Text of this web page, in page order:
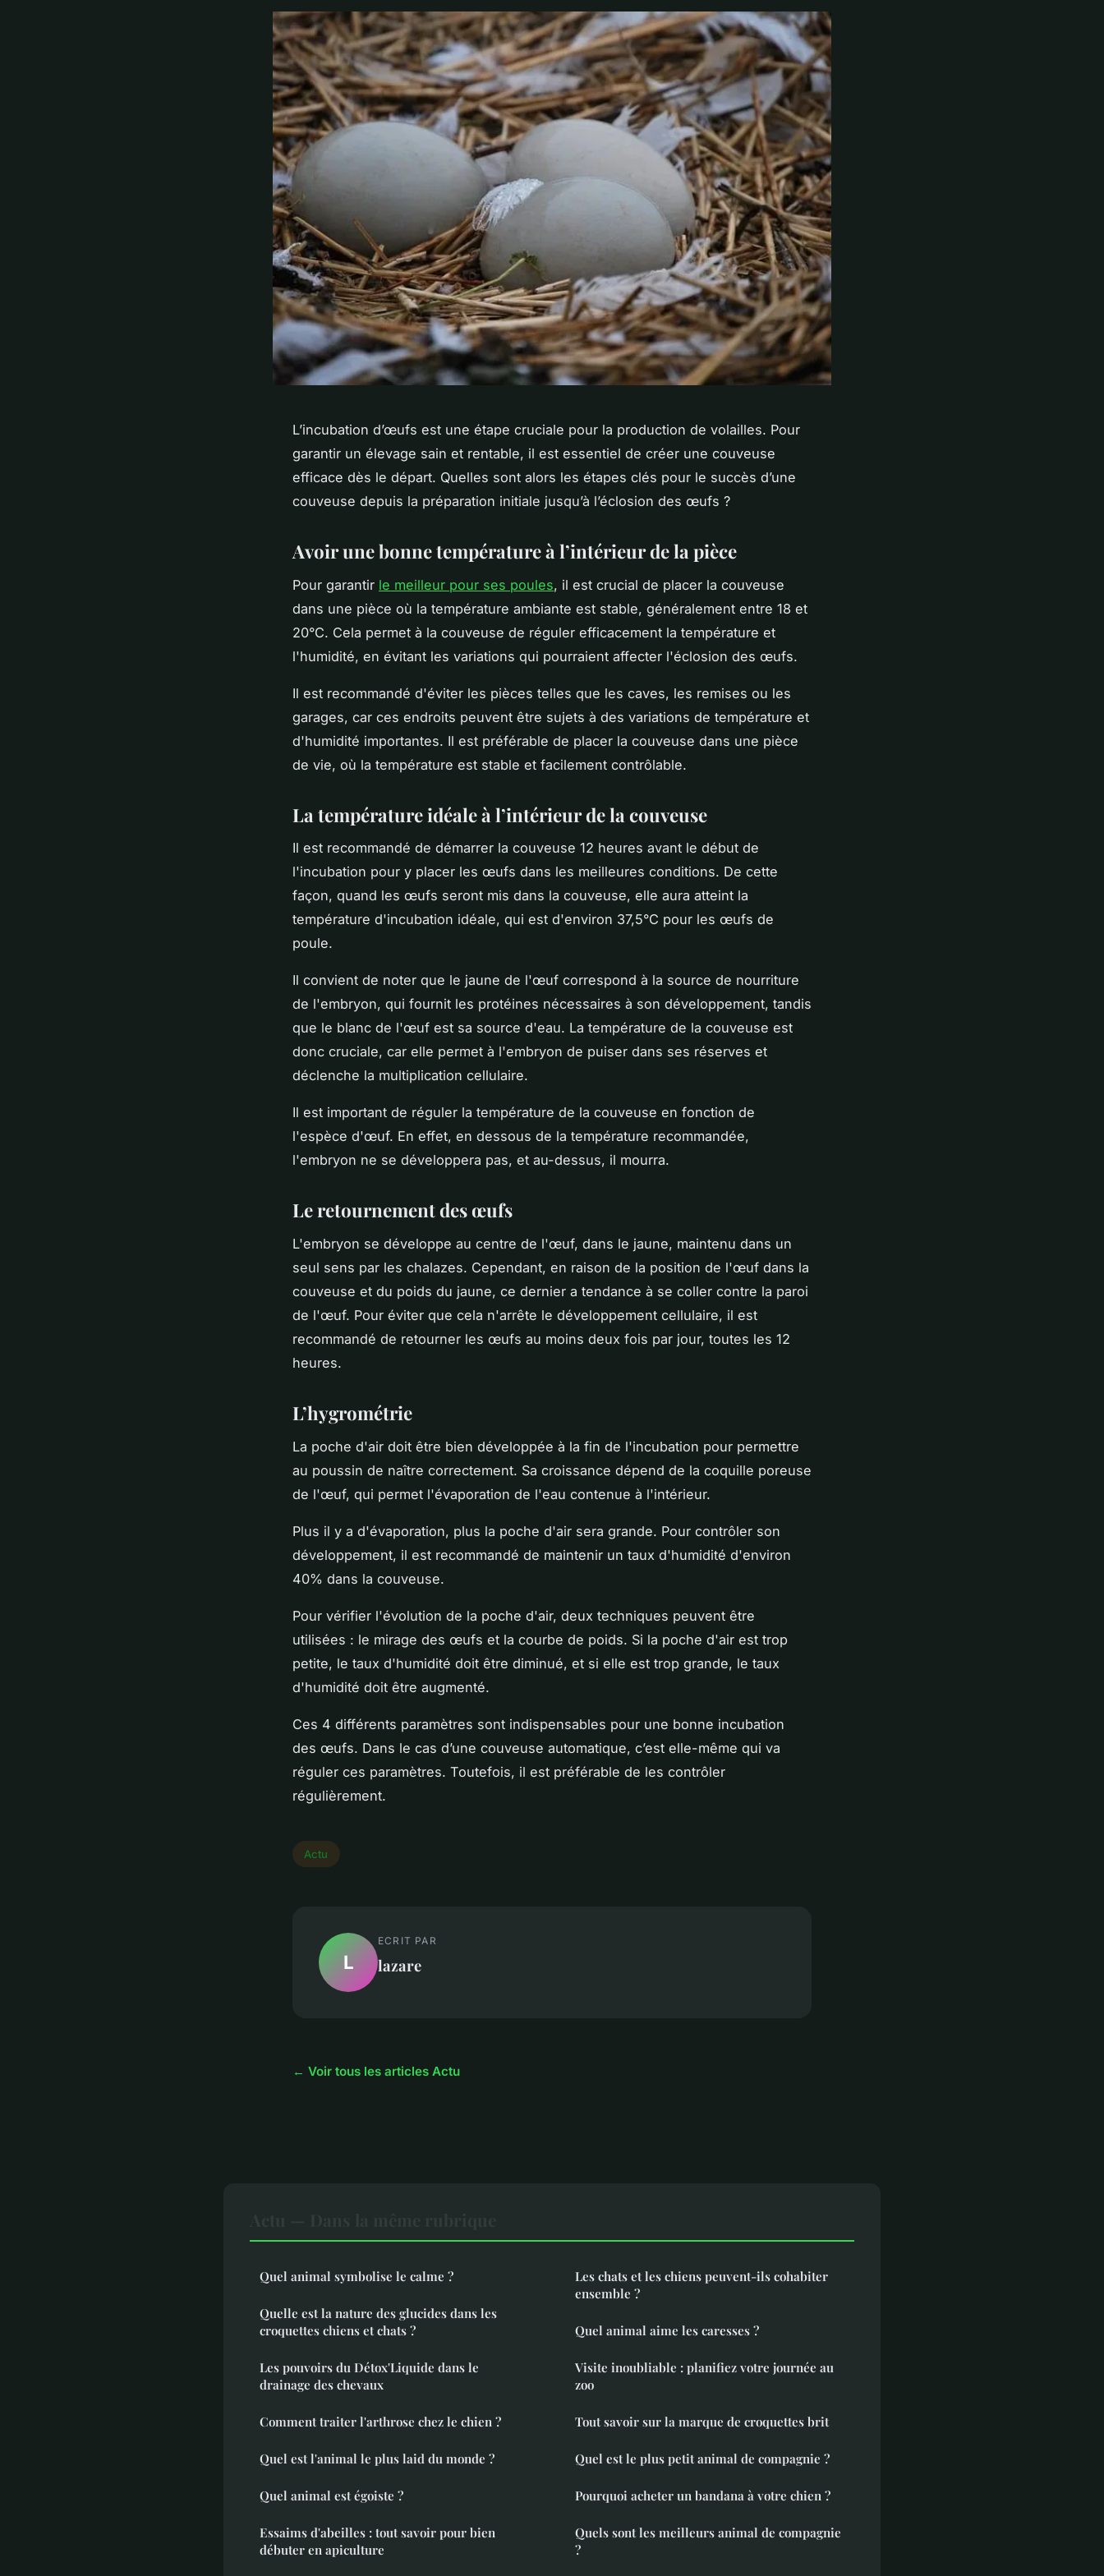
L’incubation d’œufs est une étape cruciale pour la production de volailles. Pour
garantir un élevage sain et rentable, il est essentiel de créer une couveuse
efficace dès le départ. Quelles sont alors les étapes clés pour le succès d’une
couveuse depuis la préparation initiale jusqu’à l’éclosion des œufs ?
Avoir une bonne température à l’intérieur de la pièce
Pour garantir le meilleur pour ses poules, il est crucial de placer la couveuse
dans une pièce où la température ambiante est stable, généralement entre 18 et
20°C. Cela permet à la couveuse de réguler efficacement la température et
l'humidité, en évitant les variations qui pourraient affecter l'éclosion des œufs.
Il est recommandé d'éviter les pièces telles que les caves, les remises ou les
garages, car ces endroits peuvent être sujets à des variations de température et
d'humidité importantes. Il est préférable de placer la couveuse dans une pièce
de vie, où la température est stable et facilement contrôlable.
La température idéale à l’intérieur de la couveuse
Il est recommandé de démarrer la couveuse 12 heures avant le début de
l'incubation pour y placer les œufs dans les meilleures conditions. De cette
façon, quand les œufs seront mis dans la couveuse, elle aura atteint la
température d'incubation idéale, qui est d'environ 37,5°C pour les œufs de
poule.
Il convient de noter que le jaune de l'œuf correspond à la source de nourriture
de l'embryon, qui fournit les protéines nécessaires à son développement, tandis
que le blanc de l'œuf est sa source d'eau. La température de la couveuse est
donc cruciale, car elle permet à l'embryon de puiser dans ses réserves et
déclenche la multiplication cellulaire.
Il est important de réguler la température de la couveuse en fonction de
l'espèce d'œuf. En effet, en dessous de la température recommandée,
l'embryon ne se développera pas, et au-dessus, il mourra.
Le retournement des œufs
L'embryon se développe au centre de l'œuf, dans le jaune, maintenu dans un
seul sens par les chalazes. Cependant, en raison de la position de l'œuf dans la
couveuse et du poids du jaune, ce dernier a tendance à se coller contre la paroi
de l'œuf. Pour éviter que cela n'arrête le développement cellulaire, il est
recommandé de retourner les œufs au moins deux fois par jour, toutes les 12
heures.
L’hygrométrie
La poche d'air doit être bien développée à la fin de l'incubation pour permettre
au poussin de naître correctement. Sa croissance dépend de la coquille poreuse
de l'œuf, qui permet l'évaporation de l'eau contenue à l'intérieur.
Plus il y a d'évaporation, plus la poche d'air sera grande. Pour contrôler son
développement, il est recommandé de maintenir un taux d'humidité d'environ
40% dans la couveuse.
Pour vérifier l'évolution de la poche d'air, deux techniques peuvent être
utilisées : le mirage des œufs et la courbe de poids. Si la poche d'air est trop
petite, le taux d'humidité doit être diminué, et si elle est trop grande, le taux
d'humidité doit être augmenté.
Ces 4 différents paramètres sont indispensables pour une bonne incubation
des œufs. Dans le cas d’une couveuse automatique, c’est elle-même qui va
réguler ces paramètres. Toutefois, il est préférable de les contrôler
régulièrement.
Actu
L
ECRIT PAR
lazare
← Voir tous les articles Actu
Quel animal symbolise le calme ?
Quelle est la nature des glucides dans les
croquettes chiens et chats ?
Les pouvoirs du Détox'Liquide dans le
drainage des chevaux
Comment traiter l'arthrose chez le chien ?
Quel est l'animal le plus laid du monde ?
Quel animal est égoiste ?
Essaims d'abeilles : tout savoir pour bien
débuter en apiculture
Les chats et les chiens peuvent-ils cohabiter
ensemble ?
Quel animal aime les caresses ?
Visite inoubliable : planifiez votre journée au
zoo
Tout savoir sur la marque de croquettes brit
Quel est le plus petit animal de compagnie ?
Pourquoi acheter un bandana à votre chien ?
Quels sont les meilleurs animal de compagnie
?